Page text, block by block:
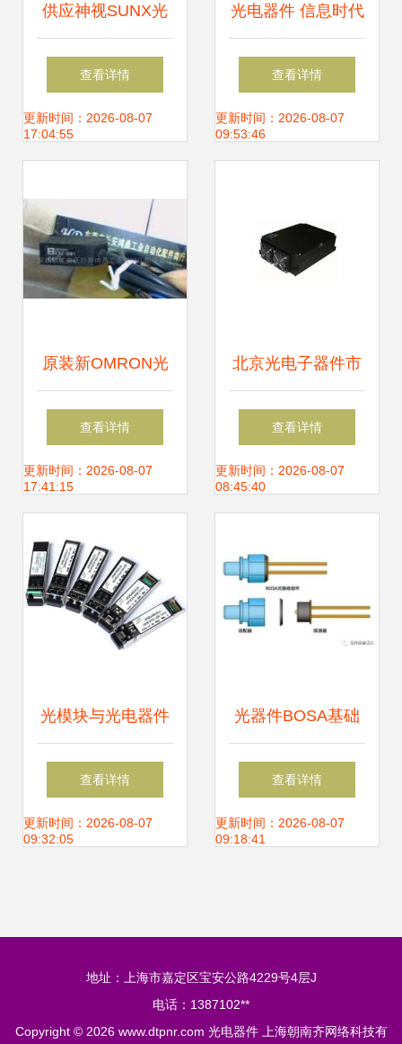
供应神视SUNX光
电开关CY-17A,CY-
29_电子元器件_世
信息库
查看详情
更新时间：2026-08-07
17:04:55
光电器件 信息时代
的“光之触手”——
定义、种类与产业
查看详情
更新时间：2026-08-07
09:53:46
原装新OMRON光
电开关E3Z-D81 工
业自动化的精准之
查看详情
更新时间：2026-08-07
17:41:15
北京光电子器件市
场 供应网络、厂家
布局与产业生态
查看详情
更新时间：2026-08-07
08:45:40
光模块与光电器件
构筑现代光通信的
基石
查看详情
更新时间：2026-08-07
09:32:05
光器件BOSA基础
知识 从BOSA到光
电器件的核心解析
查看详情
更新时间：2026-08-07
09:18:41
地址：上海市嘉定区宝安公路4229号4层J
电话：1387102**
Copyright © 2026 www.dtpnr.com 光电器件 上海朝南齐网络科技有